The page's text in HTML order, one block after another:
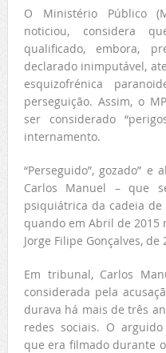
O Ministério Público
noticiou, considera
qualificado, embora,
declarado inimputável,
esquizofrénica
perseguição. Assim, o
ser considerado
internamento.
“Perseguido”, gozado” e
Carlos Manuel – que
psiquiátrica da cadeia de
quando em Abril de 2015
Jorge Filipe Gonçalves, de
Em tribunal, Carlos
considerada pela
durava há mais de três
redes sociais. O
que era filmado durante